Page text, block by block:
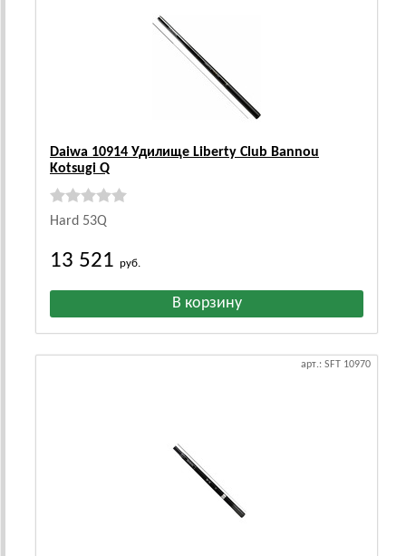
Daiwa 10914 Удилище Liberty Club Bannou
Kotsugi Q
Hard 53Q
13 521 руб.
арт.: SFT 10970